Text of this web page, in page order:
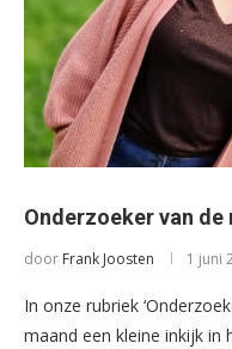
Onderzoeker van de
door Frank Joosten 1 juni
In onze rubriek
maand een kleine inkijk in